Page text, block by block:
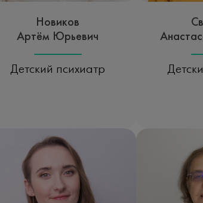
Новиков
Артём Юрьевич
Детский психиатр